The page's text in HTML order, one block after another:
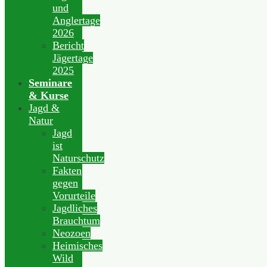
und
Anglertage
2026
Bericht
Jägertage
2025
Seminare
& Kurse
Jagd &
Natur
Jagd
ist
Naturschutz
Fakten
gegen
Vorurteile
Jagdliches
Brauchtum
Neozoen
Heimisches
Wild